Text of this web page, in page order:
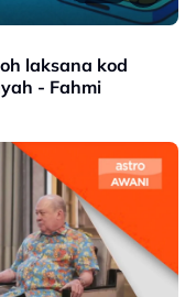
laksana kod
- Fahmi